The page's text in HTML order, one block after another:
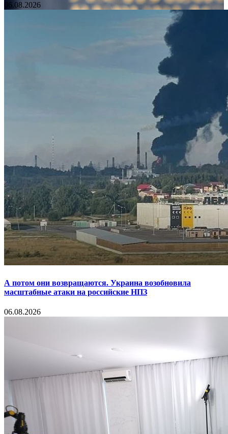
06.08.2026
А потом они возвращаются. Украина возобновила
масштабные атаки на российские НПЗ
06.08.2026